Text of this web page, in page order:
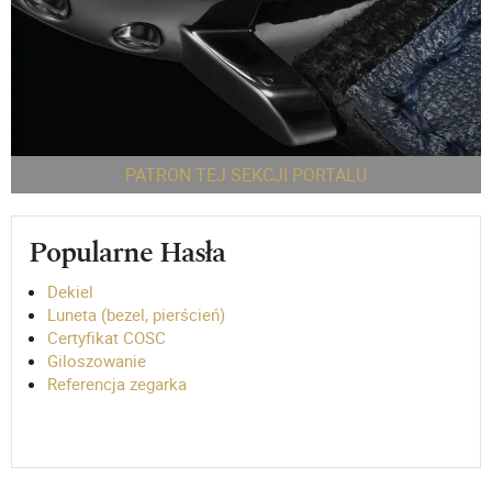
PATRON TEJ SEKCJI PORTALU
Popularne Hasła
Dekiel
Luneta (bezel, pierścień)
Certyfikat COSC
Giloszowanie
Referencja zegarka